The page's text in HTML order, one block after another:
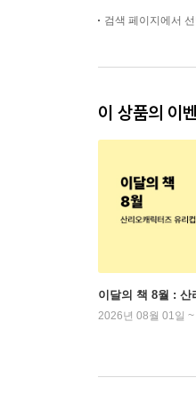
검색 페이지에서
이 상품의 이
이달의 책 8월 : 산
2026년 08월 01일